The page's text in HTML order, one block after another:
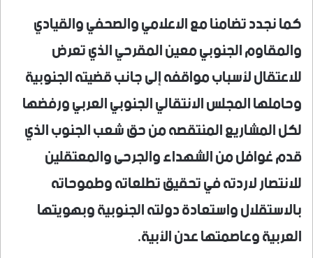
كما نجدد تضامنا مع الاعلامي والصحفي والقيادي
والمقاوم الجنوبي معين المقرحي الذي تعرض
للاعتقال لأسباب مواقفه إلى جانب قضيته الجنوبية
وحاملها المجلس الانتقالي الجنوبي العربي ورفضها
لكل المشاريع المنتقصه من حق شعب الجنوب الذي
قدم غوافل من الشهداء والجرحى والمعتقلين
للانتصار لاردته في تحقيق تطلعاته وطموحاته
بالاستقلال واستعادة دولته الجنوبية وبهويتها
العربية وعاصمتها عدن الأبية.